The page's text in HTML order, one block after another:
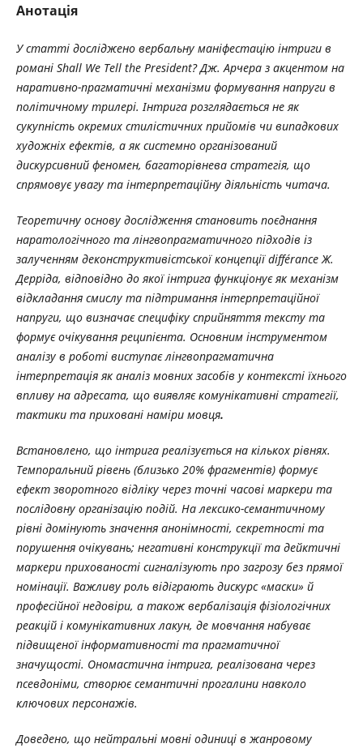
Анотація
У статті досліджено вербальну маніфестацію інтриги в
романі Shall We Tell the President?Дж. Арчера з акцентом на
наративно-прагматичні механізми формування напруги в
політичному трилері. Інтрига розглядається не як
сукупність окремих стилістичних прийомів чи випадкових
художніх ефектів, а як системно організований
дискурсивний феномен, багаторівнева стратегія, що
спрямовує увагу та інтерпретаційну діяльність читача.
Теоретичну основу дослідження становить поєднання
наратологічного та лінгвопрагматичного підходів із
залученням деконструктивістської концепції différance Ж.
Дерріда, відповідно до якої інтрига функціонує як механізм
відкладання смислу та підтримання інтерпретаційної
напруги, що визначає специфіку сприйняття тексту та
формує очікування реципієнта. Основним інструментом
аналізу в роботі виступає лінгвопрагматична
інтерпретація як аналіз мовних засобів у контексті їхнього
впливу на адресата, що виявляє комунікативні стратегії,
тактики та приховані наміри мовця.
Встановлено, що інтрига реалізується на кількох рівнях.
Темпоральний рівень (близько 20% фрагментів) формує
ефект зворотного відліку через точні часові маркери та
послідовну організацію подій. На лексико-семантичному
рівні домінують значення анонімності, секретності та
порушення очікувань; негативні конструкції та дейктичні
маркери прихованості сигналізують про загрозу без прямої
номінації. Важливу роль відіграють дискурс «маски» й
професійної недовіри, а також вербалізація фізіологічних
реакцій і комунікативних лакун, де мовчання набуває
підвищеної інформативності та прагматичної
значущості. Ономастична інтрига, реалізована через
псевдоніми, створює семантичні прогалини навколо
ключових персонажів.
Доведено, що нейтральні мовні одиниці в жанровому